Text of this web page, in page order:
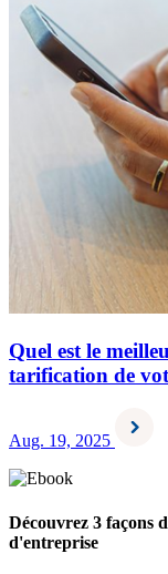
Quel est le
tarification de
Aug. 19, 2025
Découvrez 3 façons
d'entreprise